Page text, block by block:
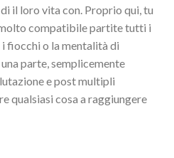
il loro vita con. Proprio qui, tu
compatibile partite tutti i
fiocchi o la mentalità di
parte, semplicemente
e post multipli
qualsiasi cosa a raggiungere